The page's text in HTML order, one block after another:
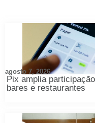
Pix amplia
bares e restaurantes
agosto 7, 2026